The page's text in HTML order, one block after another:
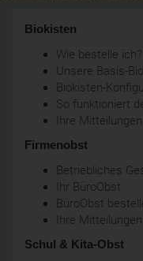
Biokisten
Wie bestelle ich?
Unsere Basis-
Biokisten-
So funktioniert
Ihre Mitteilungen
Firmenobst
Betriebliches
Ihr BüroObst
BüroObst
Ihre Mitteilungen
Schul & Kita-Obst